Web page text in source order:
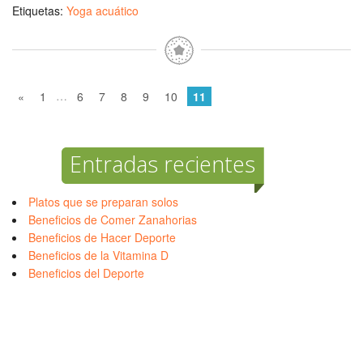
Etiquetas: Yoga acuático
« 1 … 6 7 8 9 10 11
Entradas recientes
Platos que se preparan solos
Beneficios de Comer Zanahorias
Beneficios de Hacer Deporte
Beneficios de la Vitamina D
Beneficios del Deporte